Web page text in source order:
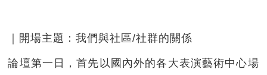
｜開場主題：我們與社區/社群的關係
論壇第一日，首先以國內外的各大表演藝術中心場